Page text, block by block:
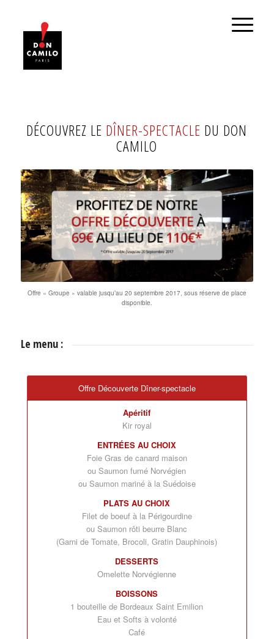
DÉCOUVREZ LE DÎNER-SPECTACLE DU DON
CAMILO
Offre « Groupe » valable jusqu’au 20 septembre 2017, sous réserve de place
disponible.
Le menu :
Offre Découverte Dîner-spectacle
Apéritif
Kir royal
ENTRÉES AU CHOIX
Foie Gras de canard maison
ou Saumon fumé Norvégien
ou Saumon mariné à la Suédoise
PLATS AU CHOIX
Filet de boeuf à la Périgourdine
ou Saumon rôti beurre Blanc
(Garni de Tomate, Brocoli, Gratin Dauphinois)
DESSERTS
Omelette Norvégienne
BOISSONS
1 bouteille de Bordeaux Saint Emilion
Eau et Softs à volonté
Café